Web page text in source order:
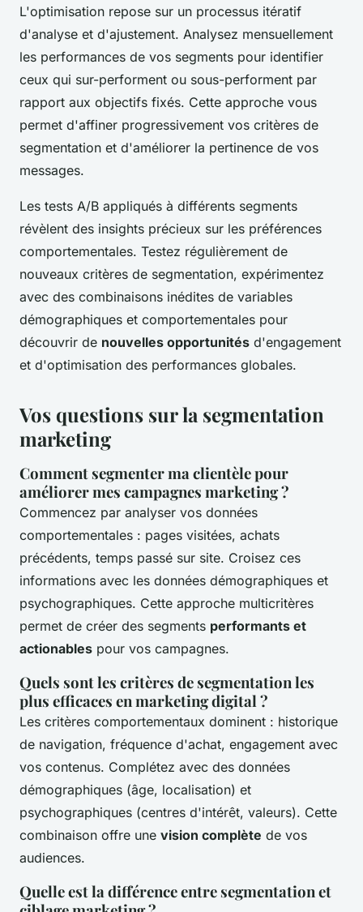
L'optimisation repose sur un processus itératif
d'analyse et d'ajustement. Analysez mensuellement
les performances de vos segments pour identifier
ceux qui sur-performent ou sous-performent par
rapport aux objectifs fixés. Cette approche vous
permet d'affiner progressivement vos critères de
segmentation et d'améliorer la pertinence de vos
messages.
Les tests A/B appliqués à différents segments
révèlent des insights précieux sur les préférences
comportementales. Testez régulièrement de
nouveaux critères de segmentation, expérimentez
avec des combinaisons inédites de variables
démographiques et comportementales pour
découvrir de nouvelles opportunités d'engagement
et d'optimisation des performances globales.
Vos questions sur la segmentation
marketing
Comment segmenter ma clientèle pour
améliorer mes campagnes marketing ?
Commencez par analyser vos données
comportementales : pages visitées, achats
précédents, temps passé sur site. Croisez ces
informations avec les données démographiques et
psychographiques. Cette approche multicritères
permet de créer des segments performants et
actionables pour vos campagnes.
Quels sont les critères de segmentation les
plus efficaces en marketing digital ?
Les critères comportementaux dominent : historique
de navigation, fréquence d'achat, engagement avec
vos contenus. Complétez avec des données
démographiques (âge, localisation) et
psychographiques (centres d'intérêt, valeurs). Cette
combinaison offre une vision complète de vos
audiences.
Quelle est la différence entre segmentation et